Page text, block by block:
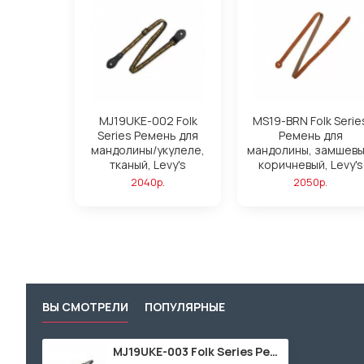
MJ19UKE-002 Folk
Series Ремень для
мандолины/укулеле,
тканый, Levy's
2040р.
MS19-BRN Folk
Ремень для
мандолины,
коричневый, Levy's
2050р.
ВЫ СМОТРЕЛИ ПОПУЛЯРНЫЕ
MJ19UKE-003 Folk Series Ремень для мандолины/укулеле, тканый, Levy's